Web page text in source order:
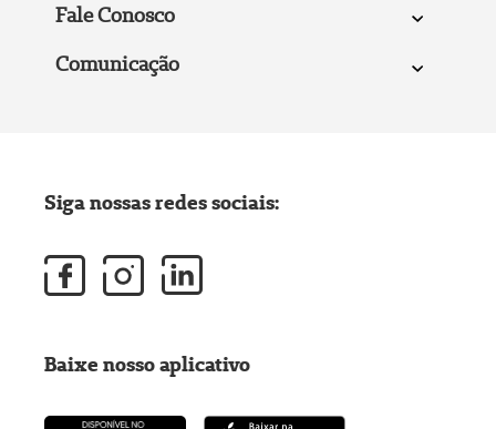
Fale Conosco
Comunicação
Siga nossas redes sociais:
Baixe nosso aplicativo